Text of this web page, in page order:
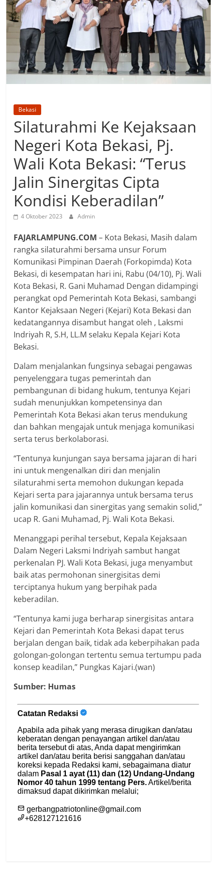
Bekasi
Silaturahmi Ke Kejaksaan
Negeri Kota Bekasi, Pj.
Wali Kota Bekasi: “Terus
Jalin Sinergitas Cipta
Kondisi Keberadilan”
4 Oktober 2023 Admin
FAJARLAMPUNG.COM– Kota Bekasi, Masih dalam
rangka silaturahmi bersama unsur Forum
Komunikasi Pimpinan Daerah (Forkopimda) Kota
Bekasi, di kesempatan hari ini, Rabu (04/10), Pj. Wali
Kota Bekasi, R. Gani Muhamad Dengan didampingi
perangkat opd Pemerintah Kota Bekasi, sambangi
Kantor Kejaksaan Negeri (Kejari) Kota Bekasi dan
kedatangannya disambut hangat oleh , Laksmi
Indriyah R, S.H, LL.M selaku Kepala Kejari Kota
Bekasi.
Dalam menjalankan fungsinya sebagai pengawas
penyelenggara tugas pemerintah dan
pembangunan di bidang hukum, tentunya Kejari
sudah menunjukkan kompetensinya dan
Pemerintah Kota Bekasi akan terus mendukung
dan bahkan mengajak untuk menjaga komunikasi
serta terus berkolaborasi.
“Tentunya kunjungan saya bersama jajaran di hari
ini untuk mengenalkan diri dan menjalin
silaturahmi serta memohon dukungan kepada
Kejari serta para jajarannya untuk bersama terus
jalin komunikasi dan sinergitas yang semakin solid,”
ucap R. Gani Muhamad, Pj. Wali Kota Bekasi.
Menanggapi perihal tersebut, Kepala Kejaksaan
Dalam Negeri Laksmi Indriyah sambut hangat
perkenalan PJ. Wali Kota Bekasi, juga menyambut
baik atas permohonan sinergisitas demi
terciptanya hukum yang berpihak pada
keberadilan.
“Tentunya kami juga berharap sinergisitas antara
Kejari dan Pemerintah Kota Bekasi dapat terus
berjalan dengan baik, tidak ada keberpihakan pada
golongan-golongan tertentu semua tertumpu pada
konsep keadilan,” Pungkas Kajari.(wan)
Sumber: Humas